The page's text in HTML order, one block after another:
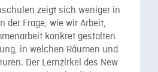
zeigt sich weniger in
der Frage, wie wir Arbeit,
konkret gestalten
in welchen Räumen und
Der Lernzirkel des New